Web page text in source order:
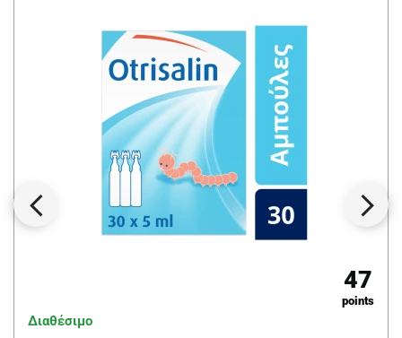
47
points
Διαθέσιμο